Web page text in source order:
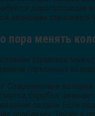
дорогостоящая
экономии становится
пора менять
тормозов
тормозных
Современные
скребок
педали. Если